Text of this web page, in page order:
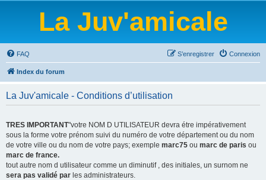
La Juv'amicale
FAQ Connexion
S’enregistrer
Index du forum
La Juv'amicale - Conditions d’utilisation
TRES IMPORTANT"votre NOM D UTILISATEUR devra étre impérativement
sous la forme votre prénom suivi du numéro de votre département ou du nom
de votre ville ou du nom de votre pays; exemple marc75 ou marc de paris ou
marc de france.
tout autre nom d utilisateur comme un diminutif , des initiales, un surnom ne
sera pas validé par les administrateurs.